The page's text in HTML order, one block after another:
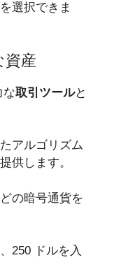
選択できま
資産
な取引ツールと
アルゴリズム
供します。
の暗号通貨を
250 ドルを入